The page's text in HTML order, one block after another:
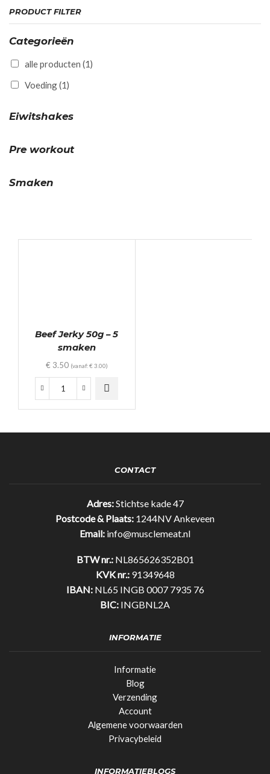
PRODUCT FILTER
Categorieën
alle producten (1)
Voeding(1)
Eiwitshakes
Pre workout
Smaken
Beef Jerky 50g – 5
smaken
€ 3.50 (vanaf:€ 3.00)
Beef
CONTACT
Adres:Stichtse kade 47
Postcode & Plaats: 1244NV Ankeveen
Email: info@musclemeat.nl
BTW nr.:NL865626352B01
KVK nr.:91349648
IBAN:NL65 INGB 0007 7935 76
BIC: INGBNL2A
INFORMATIE
Informatie
Blog
Verzending
Account
Algemene voorwaarden
Privacybeleid
INFORMATIEBLOGS